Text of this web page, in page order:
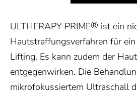
ULTHERAPY PRIME® ist ein
Hautstraffungsverfahren für
Lifting. Es kann zudem der
entgegenwirken. Die
mikrofokussiertem Ultraschall